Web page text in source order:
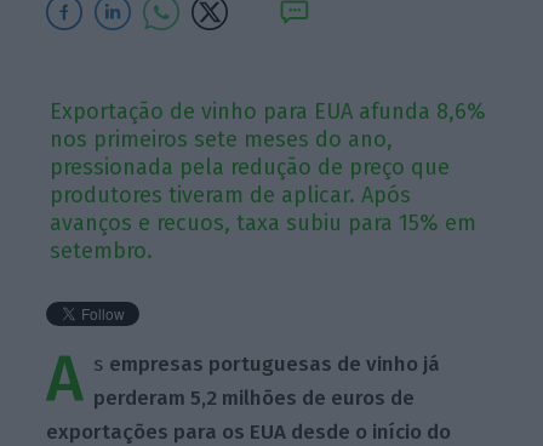
Exportação de vinho para EUA afunda 8,6%
nos primeiros sete meses do ano,
pressionada pela redução de preço que
produtores tiveram de aplicar. Após
avanços e recuos, taxa subiu para 15% em
setembro.
A s empresas portuguesas de vinho já
perderam 5,2 milhões de euros de
exportações para os EUA desde o início do